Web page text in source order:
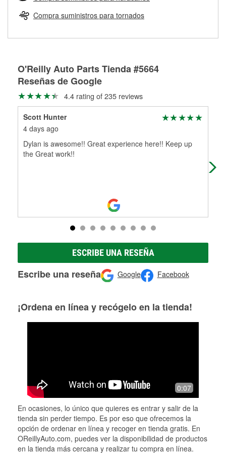
Herramientas de O'Reilly
pueden ser reutilizados, podemos ayudarte a encontrar las
partes de reemplazo correctas para tu reparación.
Rectificación de tambores y discos de freno
Compra suministros para tornados
O'Reilly Auto Parts Tienda #5664
Reseñas de Google
4.4 rating of 235 reviews
Scott Hunter
4 days ago
Dylan is awesome!! Great experience here!! Keep up
the Great work!!
ESCRIBE UNA RESEÑA
Escribe una reseña Google Facebook
¡Ordena en línea y recógelo en la tienda!
0:07
En ocasiones, lo único que quieres es entrar y salir de la
tienda sin perder tiempo. Es por eso que ofrecemos la
opción de ordenar en línea y recoger en tienda gratis. En
OReillyAuto.com, puedes ver la disponibilidad de productos
en la tienda más cercana y realizar tu compra en línea.